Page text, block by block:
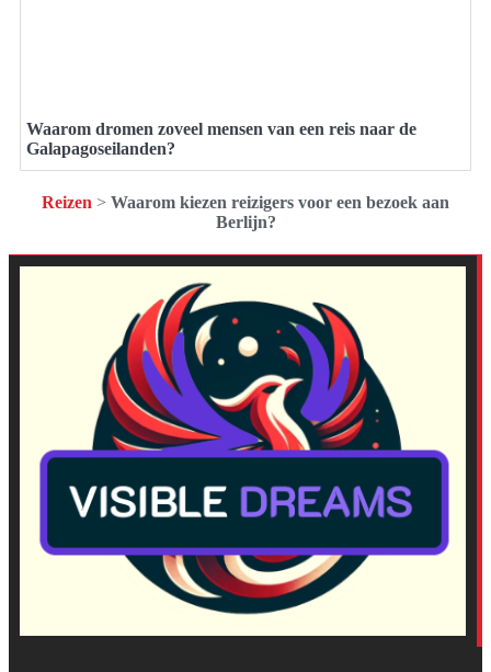
Waarom dromen zoveel mensen van een reis naar de
Galapagoseilanden?
Reizen > Waarom kiezen reizigers voor een bezoek aan
Berlijn?